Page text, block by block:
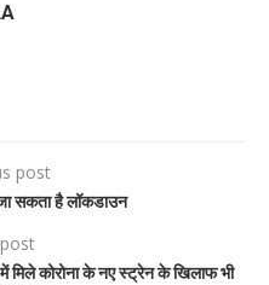
post
सकता है लॉकडाउन
मिले कोरोना के नए स्ट्रेन के खिलाफ भी